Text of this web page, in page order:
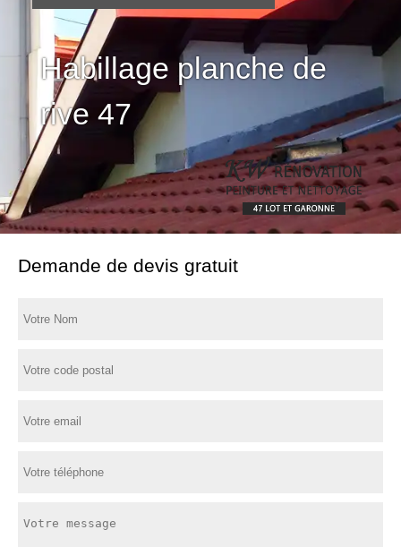
Habillage planche de
rive 47
Demande de devis gratuit